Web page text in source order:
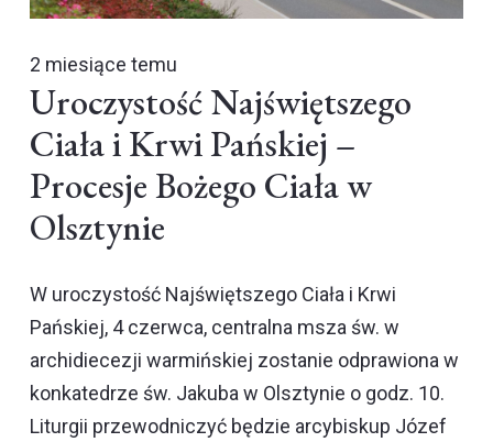
2 miesiące temu
Uroczystość Najświętszego
Ciała i Krwi Pańskiej –
Procesje Bożego Ciała w
Olsztynie
W uroczystość Najświętszego Ciała i Krwi
Pańskiej, 4 czerwca, centralna msza św. w
archidiecezji warmińskiej zostanie odprawiona w
konkatedrze św. Jakuba w Olsztynie o godz. 10.
Liturgii przewodniczyć będzie arcybiskup Józef